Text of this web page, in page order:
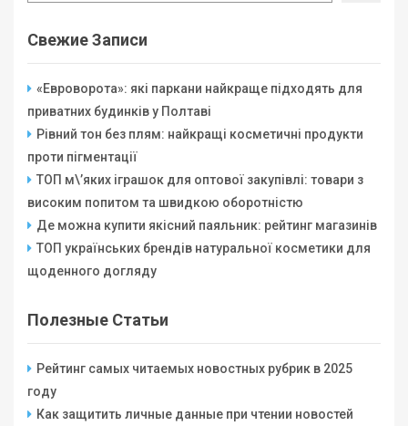
Свежие Записи
«Евроворота»: які паркани найкраще підходять для
приватних будинків у Полтаві
Рівний тон без плям: найкращі косметичні продукти
проти пігментації
ТОП м\’яких іграшок для оптової закупівлі: товари з
високим попитом та швидкою оборотністю
Де можна купити якісний паяльник: рейтинг магазинів
ТОП українських брендів натуральної косметики для
щоденного догляду
Полезные Статьи
Рейтинг самых читаемых новостных рубрик в 2025
году
Как защитить личные данные при чтении новостей